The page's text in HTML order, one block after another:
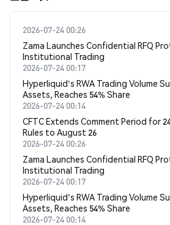
2026-07-24 00:26
Zama Launches Confidential RFQ
Institutional Trading
2026-07-24 00:17
Hyperliquid's RWA Trading Volume
Assets, Reaches 54% Share
2026-07-24 00:14
CFTC Extends Comment Period for
Rules to August 26
2026-07-24 00:26
Zama Launches Confidential RFQ
Institutional Trading
2026-07-24 00:17
Hyperliquid's RWA Trading Volume
Assets, Reaches 54% Share
2026-07-24 00:14